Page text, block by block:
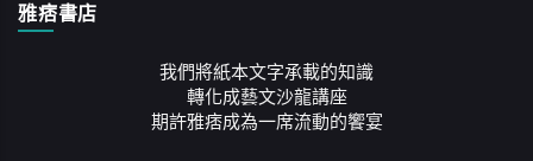
雅痞書店
我們將紙本文字承載的知識
轉化成藝文沙龍講座
期許雅痞成為一席流動的饗宴